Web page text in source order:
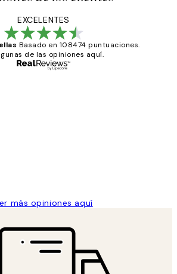
EXCELENTES
Basado en 108474 puntuaciones.
de las opiniones aquí.
más opiniones aquí